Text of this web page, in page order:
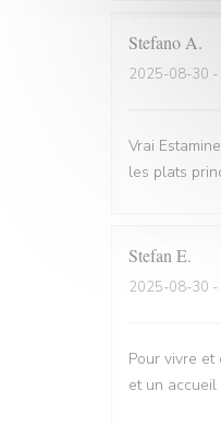
Stefano A
2025-08-30
Vrai
les plats
Stefan E
2025-08-30
Pour vivre
et un